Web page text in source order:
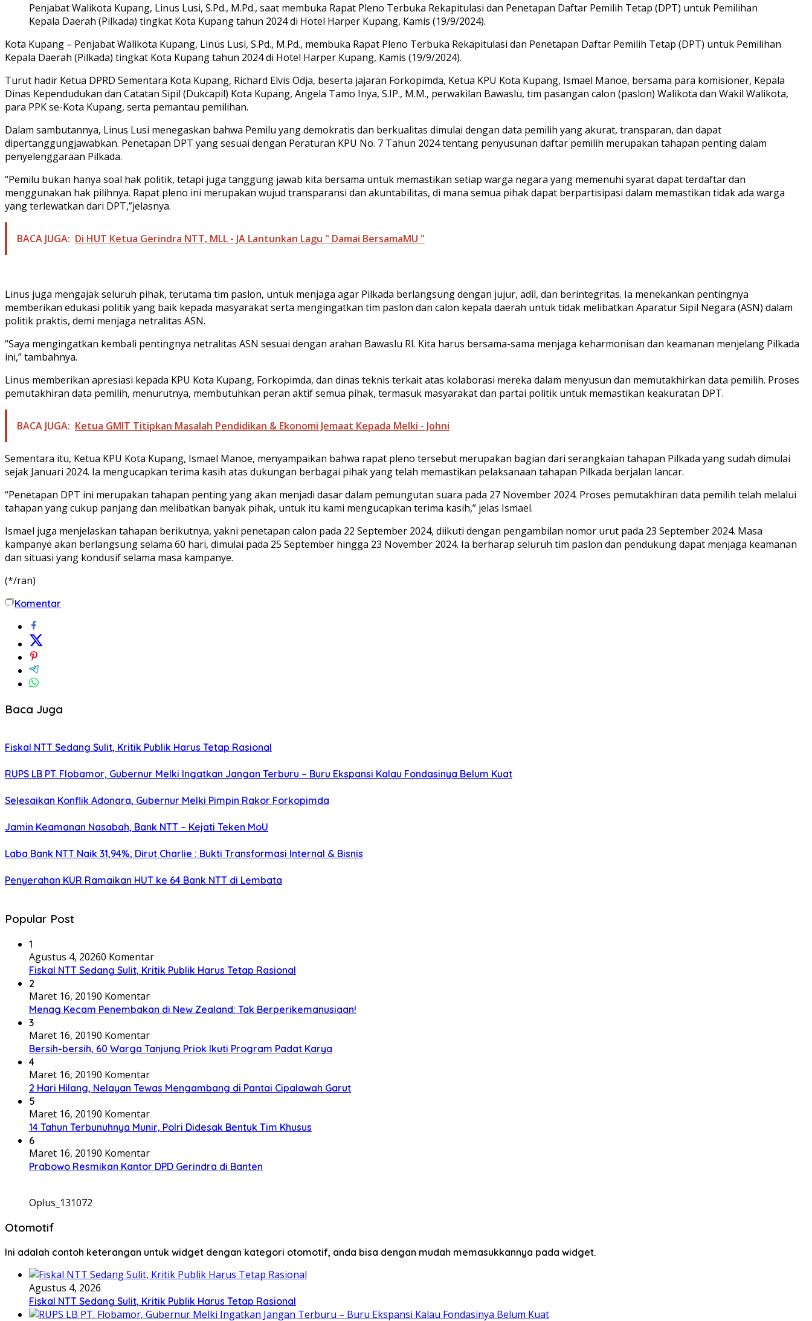
Penjabat Walikota Kupang, Linus Lusi, S.Pd., M.Pd., saat membuka Rapat Pleno Terbuka Rekapitulasi dan Penetapan Daftar Pemilih Tetap (DPT) untuk Pemilihan
Kepala Daerah (Pilkada) tingkat Kota Kupang tahun 2024 di Hotel Harper Kupang, Kamis (19/9/2024).
Kota Kupang – Penjabat Walikota Kupang, Linus Lusi, S.Pd., M.Pd., membuka Rapat Pleno Terbuka Rekapitulasi dan Penetapan Daftar Pemilih Tetap (DPT) untuk Pemilihan
Kepala Daerah (Pilkada) tingkat Kota Kupang tahun 2024 di Hotel Harper Kupang, Kamis (19/9/2024).
Turut hadir Ketua DPRD Sementara Kota Kupang, Richard Elvis Odja, beserta jajaran Forkopimda, Ketua KPU Kota Kupang, Ismael Manoe, bersama para komisioner, Kepala
Dinas Kependudukan dan Catatan Sipil (Dukcapil) Kota Kupang, Angela Tamo Inya, S.IP., M.M., perwakilan Bawaslu, tim pasangan calon (paslon) Walikota dan Wakil Walikota,
para PPK se-Kota Kupang, serta pemantau pemilihan.
Dalam sambutannya, Linus Lusi menegaskan bahwa Pemilu yang demokratis dan berkualitas dimulai dengan data pemilih yang akurat, transparan, dan dapat
dipertanggungjawabkan. Penetapan DPT yang sesuai dengan Peraturan KPU No. 7 Tahun 2024 tentang penyusunan daftar pemilih merupakan tahapan penting dalam
penyelenggaraan Pilkada.
“Pemilu bukan hanya soal hak politik, tetapi juga tanggung jawab kita bersama untuk memastikan setiap warga negara yang memenuhi syarat dapat terdaftar dan
menggunakan hak pilihnya. Rapat pleno ini merupakan wujud transparansi dan akuntabilitas, di mana semua pihak dapat berpartisipasi dalam memastikan tidak ada warga
yang terlewatkan dari DPT,”jelasnya.
BACA JUGA: Di HUT Ketua Gerindra NTT, MLL - JA Lantunkan Lagu " Damai BersamaMU "
Linus juga mengajak seluruh pihak, terutama tim paslon, untuk menjaga agar Pilkada berlangsung dengan jujur, adil, dan berintegritas. Ia menekankan pentingnya
memberikan edukasi politik yang baik kepada masyarakat serta mengingatkan tim paslon dan calon kepala daerah untuk tidak melibatkan Aparatur Sipil Negara (ASN) dalam
politik praktis, demi menjaga netralitas ASN.
“Saya mengingatkan kembali pentingnya netralitas ASN sesuai dengan arahan Bawaslu RI. Kita harus bersama-sama menjaga keharmonisan dan keamanan menjelang Pilkada
ini,” tambahnya.
Linus memberikan apresiasi kepada KPU Kota Kupang, Forkopimda, dan dinas teknis terkait atas kolaborasi mereka dalam menyusun dan memutakhirkan data pemilih. Proses
pemutakhiran data pemilih, menurutnya, membutuhkan peran aktif semua pihak, termasuk masyarakat dan partai politik untuk memastikan keakuratan DPT.
BACA JUGA: Ketua GMIT Titipkan Masalah Pendidikan & Ekonomi Jemaat Kepada Melki - Johni
Sementara itu, Ketua KPU Kota Kupang, Ismael Manoe, menyampaikan bahwa rapat pleno tersebut merupakan bagian dari serangkaian tahapan Pilkada yang sudah dimulai
sejak Januari 2024. Ia mengucapkan terima kasih atas dukungan berbagai pihak yang telah memastikan pelaksanaan tahapan Pilkada berjalan lancar.
“Penetapan DPT ini merupakan tahapan penting yang akan menjadi dasar dalam pemungutan suara pada 27 November 2024. Proses pemutakhiran data pemilih telah melalui
tahapan yang cukup panjang dan melibatkan banyak pihak, untuk itu kami mengucapkan terima kasih,” jelas Ismael.
Ismael juga menjelaskan tahapan berikutnya, yakni penetapan calon pada 22 September 2024, diikuti dengan pengambilan nomor urut pada 23 September 2024. Masa
kampanye akan berlangsung selama 60 hari, dimulai pada 25 September hingga 23 November 2024. Ia berharap seluruh tim paslon dan pendukung dapat menjaga keamanan
dan situasi yang kondusif selama masa kampanye.
(*/ran)
Komentar
Baca Juga
Fiskal NTT Sedang Sulit, Kritik Publik Harus Tetap Rasional
RUPS LB PT. Flobamor, Gubernur Melki Ingatkan Jangan Terburu – Buru Ekspansi Kalau Fondasinya Belum Kuat
Selesaikan Konflik Adonara, Gubernur Melki Pimpin Rakor Forkopimda
Jamin Keamanan Nasabah, Bank NTT – Kejati Teken MoU
Laba Bank NTT Naik 31,94%; Dirut Charlie : Bukti Transformasi Internal & Bisnis
Penyerahan KUR Ramaikan HUT ke 64 Bank NTT di Lembata
Popular Post
1
Agustus 4, 20260 Komentar
Fiskal NTT Sedang Sulit, Kritik Publik Harus Tetap Rasional
2
Maret 16, 20190 Komentar
Menag Kecam Penembakan di New Zealand: Tak Berperikemanusiaan!
3
Maret 16, 20190 Komentar
Bersih-bersih, 60 Warga Tanjung Priok Ikuti Program Padat Karya
4
Maret 16, 20190 Komentar
2 Hari Hilang, Nelayan Tewas Mengambang di Pantai Cipalawah Garut
5
Maret 16, 20190 Komentar
14 Tahun Terbunuhnya Munir, Polri Didesak Bentuk Tim Khusus
6
Maret 16, 20190 Komentar
Prabowo Resmikan Kantor DPD Gerindra di Banten
Oplus_131072
Otomotif
Ini adalah contoh keterangan untuk widget dengan kategori otomotif, anda bisa dengan mudah memasukkannya pada widget.
Agustus 4, 2026
Fiskal NTT Sedang Sulit, Kritik Publik Harus Tetap Rasional